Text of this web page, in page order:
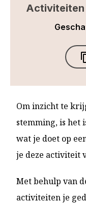
Activiteiten
Om inzicht te
stemming, is het
wat je doet op
je deze activiteit
Met behulp van
activiteiten je